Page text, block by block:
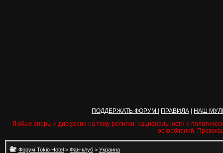
ПОДДЕРЖАТЬ ФОРУМ ПРАВИЛА
НАШ
Любые споры и дискуссии на тему религии, национальности и
оскорблений.
Форум Tokio Hotel > Фан-клуб > Украина